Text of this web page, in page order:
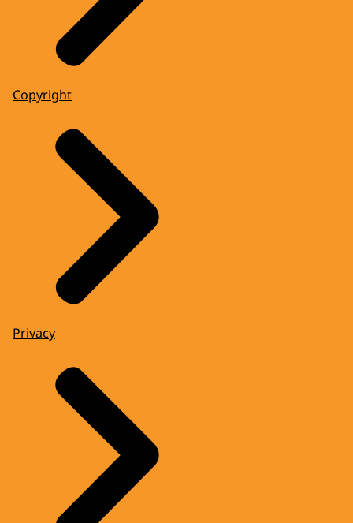
Copyright
Privacy